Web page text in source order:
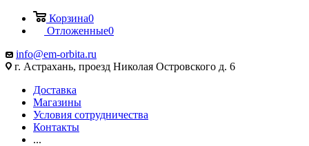
Корзина0
Отложенные0
info@em-orbita.ru
г. Астрахань, проезд Николая Островского д. 6
Доставка
Магазины
Условия сотрудничества
Контакты
...